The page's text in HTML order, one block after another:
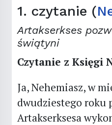
1. czytanie (
Artakserkses
świątyni
Czytanie z Księgi
Ja, Nehemiasz, w
dwudziestego roku
Artakserksesa